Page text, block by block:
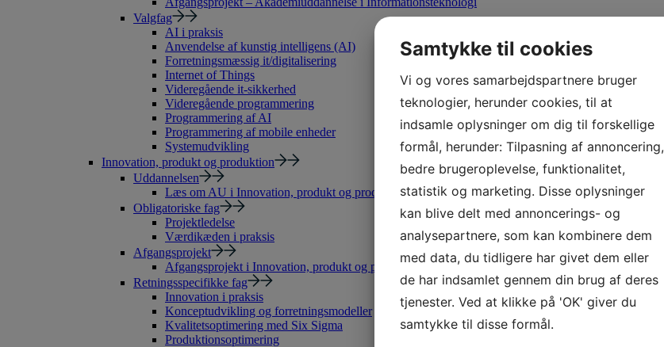
Valgfag
AI i praksis
Anvendelse af kunstig intelligens (AI)
Forretningsmæssig it/digitalisering
Internet of Things
Videregående it-sikkerhed
Videregående programmering
Programmering af AI
Programmering af mobile enheder
Systemudvikling
Innovation, produkt og produktion
Uddannelsen
Læs om AU i Innovation, produkt og produktion
Obligatoriske fag
Projektledelse
Værdikæden i praksis
Afgangsprojekt
Afgangsprojekt i Innovation, produkt og produktion
Retningsspecifikke fag
Innovation i praksis
Konceptudvikling og forretningsmodeller
Kvalitetsoptimering med Six Sigma
Produktionsoptimering
Samtykke til cookies
Vi og vores samarbejdspartnere bruger
teknologier, herunder cookies, til at
indsamle oplysninger om dig til forskellige
formål, herunder: Tilpasning af annoncering,
bedre brugeroplevelse, funktionalitet,
statistik og marketing. Disse oplysninger
kan blive delt med annoncerings- og
analysepartnere, som kan kombinere dem
med data, du tidligere har givet dem eller
de har indsamlet gennem din brug af deres
tjenester. Ved at klikke på 'OK' giver du
samtykke til disse formål.